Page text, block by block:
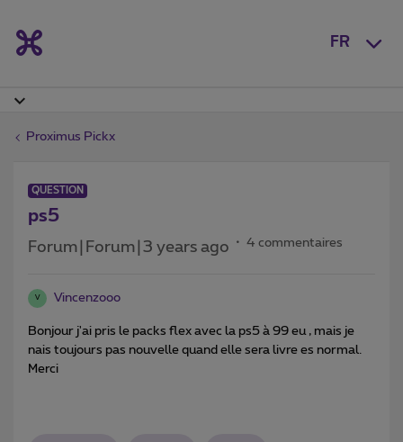
FR
Proximus Pickx
QUESTION
ps5
Forum|Forum|3 years ago 4 commentaires
V Vincenzooo
Bonjour j'ai pris le packs flex avec la ps5 à 99 eu , mais je
nais toujours pas nouvelle quand elle sera livre es normal.
Merci